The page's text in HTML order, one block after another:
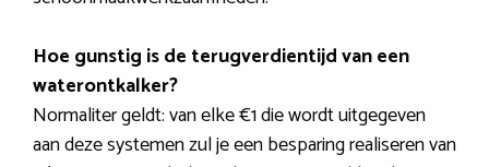
Hoe gunstig is de terugverdientijd van een
waterontkalker?
Normaliter geldt: van elke €1 die wordt uitgegeven
aan deze systemen zul je een besparing realiseren van